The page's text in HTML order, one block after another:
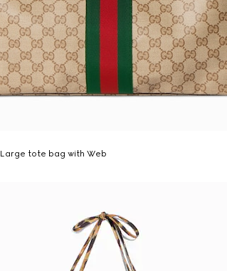
Large tote bag with Web